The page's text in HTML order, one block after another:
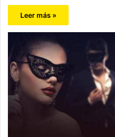
Leer más »